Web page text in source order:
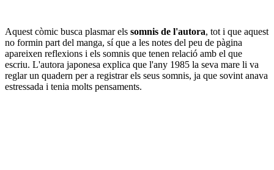
Aquest còmic busca plasmar els somnis de l'autora, tot i que aquest
no formin part del manga, sí que a les notes del peu de pàgina
apareixen reflexions i els somnis que tenen relació amb el que
escriu. L'autora japonesa explica que l'any 1985 la seva mare li va
reglar un quadern per a registrar els seus somnis, ja que sovint anava
estressada i tenia molts pensaments.